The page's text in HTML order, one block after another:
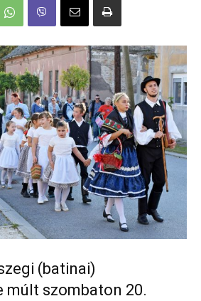
(batinai)
múlt szombaton 20.